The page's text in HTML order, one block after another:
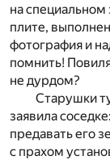
на
плите,
фотография и
помнить!
не дурдом?
Старушки
заявила
предавать его
с прахом